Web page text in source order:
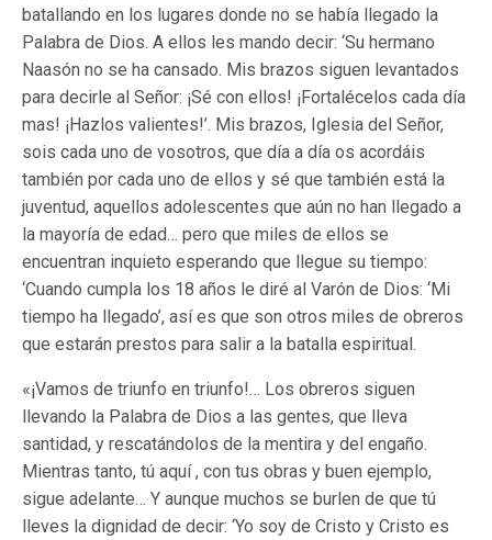
batallando en los lugares donde no se había llegado la
Palabra de Dios. A ellos les mando decir: ‘Su hermano
Naasón no se ha cansado. Mis brazos siguen levantados
para decirle al Señor: ¡Sé con ellos! ¡Fortalécelos cada día
mas! ¡Hazlos valientes!’. Mis brazos, Iglesia del Señor,
sois cada uno de vosotros, que día a día os acordáis
también por cada uno de ellos y sé que también está la
juventud, aquellos adolescentes que aún no han llegado a
la mayoría de edad… pero que miles de ellos se
encuentran inquieto esperando que llegue su tiempo:
‘Cuando cumpla los 18 años le diré al Varón de Dios: ‘Mi
tiempo ha llegado’, así es que son otros miles de obreros
que estarán prestos para salir a la batalla espiritual.
«¡Vamos de triunfo en triunfo!… Los obreros siguen
llevando la Palabra de Dios a las gentes, que lleva
santidad, y rescatándolos de la mentira y del engaño.
Mientras tanto, tú aquí , con tus obras y buen ejemplo,
sigue adelante… Y aunque muchos se burlen de que tú
lleves la dignidad de decir: ‘Yo soy de Cristo y Cristo es